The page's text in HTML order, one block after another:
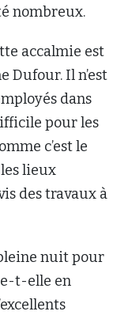
nombreux.
accalmie est
Dufour. Il n’est
dans
pour les
c’est le
lieux
des travaux à
nuit pour
t-elle en